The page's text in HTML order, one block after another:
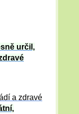
určil,
a zdravé